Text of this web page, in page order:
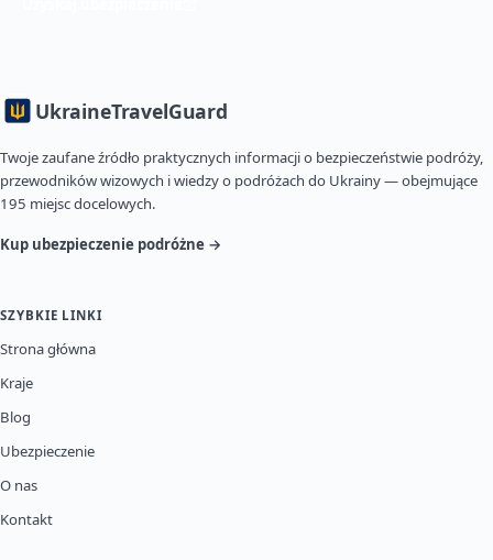
UkraineTravelGuard
Twoje zaufane źródło praktycznych informacji o bezpieczeństwie podróży,
przewodników wizowych i wiedzy o podróżach do Ukrainy — obejmujące
195 miejsc docelowych.
Kup ubezpieczenie podróżne →
SZYBKIE LINKI
Strona główna
Kraje
Blog
Ubezpieczenie
O nas
Kontakt